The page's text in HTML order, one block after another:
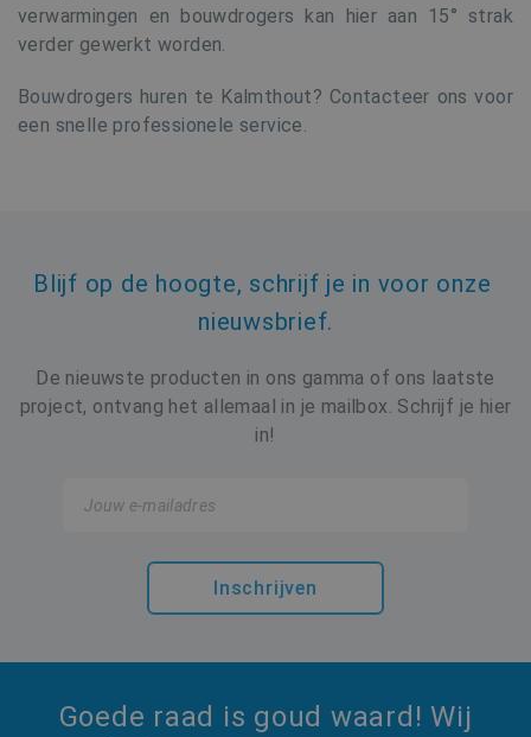
verwarmingen en bouwdrogers kan hier aan 15° strak
verder gewerkt worden.
Bouwdrogers huren te Kalmthout? Contacteer ons voor
een snelle professionele service.
Blijf op de hoogte, schrijf je in voor onze
nieuwsbrief.
De nieuwste producten in ons gamma of ons laatste
project, ontvang het allemaal in je mailbox. Schrijf je hier
in!
Inschrijven
Goede raad is goud waard! Wij